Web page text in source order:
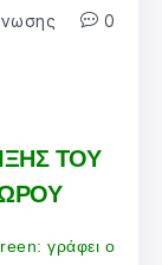
0
ΤΟΥ
γράφει ο